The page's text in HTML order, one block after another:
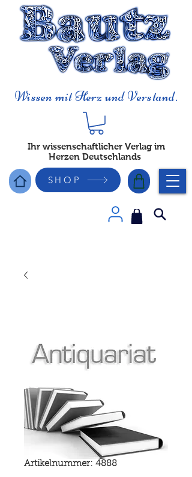
Wissen mit Herz und Verstand.
Ihr wissenschaftlicher Verlag im
Herzen Deutschlands
SHOP
Artikelnummer: 4888